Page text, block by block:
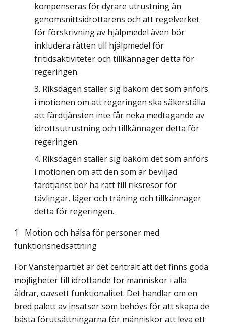
kompenseras för dyrare utrustning än
genomsnittsidrottarens och att regelverket
för förskrivning av hjälpmedel även bör
inkludera rätten till hjälpmedel för
fritidsaktiviteter och tillkännager detta för
regeringen.
Riksdagen ställer sig bakom det som anförs
i motionen om att regeringen ska säkerställa
att färdtjänsten inte får neka medtagande av
idrottsutrustning och tillkännager detta för
regeringen.
Riksdagen ställer sig bakom det som anförs
i motionen om att den som är beviljad
färdtjänst bör ha rätt till riksresor för
tävlingar, läger och träning och tillkännager
detta för regeringen.
1 Motion och hälsa för personer med
funktionsnedsättning
För Vänsterpartiet är det centralt att det finns goda
möjligheter till idrottande för männi­skor i alla
åldrar, oavsett funktionalitet. Det handlar om en
bred palett av insatser som behövs för att skapa de
bästa förutsättningarna för människor att leva ett